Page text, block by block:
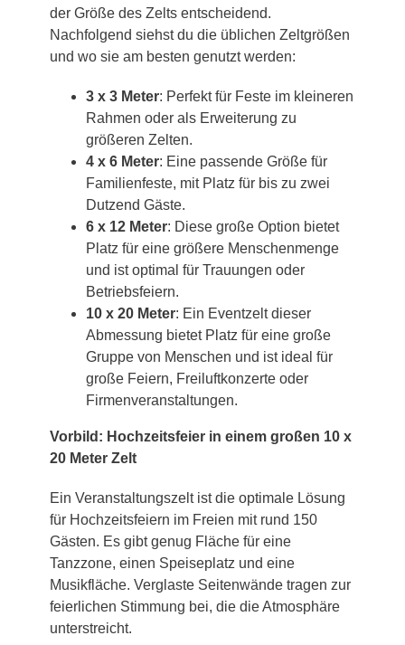
der Größe des Zelts entscheidend.
Nachfolgend siehst du die üblichen Zeltgrößen
und wo sie am besten genutzt werden:
3 x 3 Meter: Perfekt für Feste im kleineren
Rahmen oder als Erweiterung zu
größeren Zelten.
4 x 6 Meter: Eine passende Größe für
Familienfeste, mit Platz für bis zu zwei
Dutzend Gäste.
6 x 12 Meter: Diese große Option bietet
Platz für eine größere Menschenmenge
und ist optimal für Trauungen oder
Betriebsfeiern.
10 x 20 Meter: Ein Eventzelt dieser
Abmessung bietet Platz für eine große
Gruppe von Menschen und ist ideal für
große Feiern, Freiluftkonzerte oder
Firmenveranstaltungen.
Vorbild: Hochzeitsfeier in einem großen 10 x
20 Meter Zelt
Ein Veranstaltungszelt ist die optimale Lösung
für Hochzeitsfeiern im Freien mit rund 150
Gästen. Es gibt genug Fläche für eine
Tanzzone, einen Speiseplatz und eine
Musikfläche. Verglaste Seitenwände tragen zur
feierlichen Stimmung bei, die die Atmosphäre
unterstreicht.